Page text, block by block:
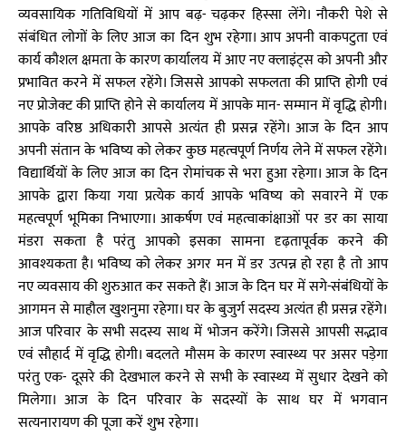
व्यवसायिक गतिविधियों में आप बढ़- चढ़कर हिस्सा लेंगे। नौकरी पेशे से
संबंधित लोगों के लिए आज का दिन शुभ रहेगा। आप अपनी वाकपटुता एवं
कार्य कौशल क्षमता के कारण कार्यालय में आए नए क्लाइंट्स को अपनी और
प्रभावित करने में सफल रहेंगे। जिससे आपको सफलता की प्राप्ति होगी एवं
नए प्रोजेक्ट की प्राप्ति होने से कार्यालय में आपके मान- सम्मान में वृद्धि होगी।
आपके वरिष्ठ अधिकारी आपसे अत्यंत ही प्रसन्न रहेंगे। आज के दिन आप
अपनी संतान के भविष्य को लेकर कुछ महत्वपूर्ण निर्णय लेने में सफल रहेंगे।
विद्यार्थियों के लिए आज का दिन रोमांचक से भरा हुआ रहेगा। आज के दिन
आपके द्वारा किया गया प्रत्येक कार्य आपके भविष्य को सवारने में एक
महत्वपूर्ण भूमिका निभाएगा। आकर्षण एवं महत्वाकांक्षाओं पर डर का साया
मंडरा सकता है परंतु आपको इसका सामना दृढ़तापूर्वक करने की
आवश्यकता है। भविष्य को लेकर अगर मन में डर उत्पन्न हो रहा है तो आप
नए व्यवसाय की शुरुआत कर सकते हैं। आज के दिन घर में सगे-संबंधियों के
आगमन से माहौल खुशनुमा रहेगा। घर के बुजुर्ग सदस्य अत्यंत ही प्रसन्न रहेंगे।
आज परिवार के सभी सदस्य साथ में भोजन करेंगे। जिससे आपसी सद्भाव
एवं सौहार्द में वृद्धि होगी। बदलते मौसम के कारण स्वास्थ्य पर असर पड़ेगा
परंतु एक- दूसरे की देखभाल करने से सभी के स्वास्थ्य में सुधार देखने को
मिलेगा। आज के दिन परिवार के सदस्यों के साथ घर में भगवान
सत्यनारायण की पूजा करें शुभ रहेगा।